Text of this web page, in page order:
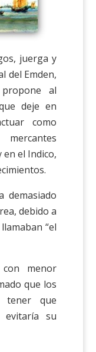
juerga y
del Emden,
al
deje en
como
en el Indico,
demasiado
debido a
“el
menor
que los
que
evitaría su